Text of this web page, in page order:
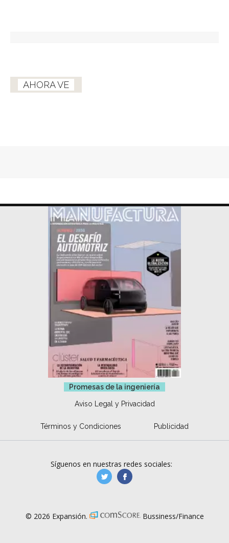
AHORA VE
Promesas de la ingeniería
Aviso Legal y Privacidad
Términos y Condiciones Publicidad
Síguenos en nuestras redes sociales:
manufacturaGE
© 2026 Expansión. Bussiness/Finance